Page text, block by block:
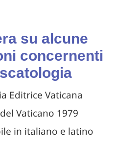
su alcune
concernenti
Editrice Vaticana
Vaticano 1979
in italiano e latino